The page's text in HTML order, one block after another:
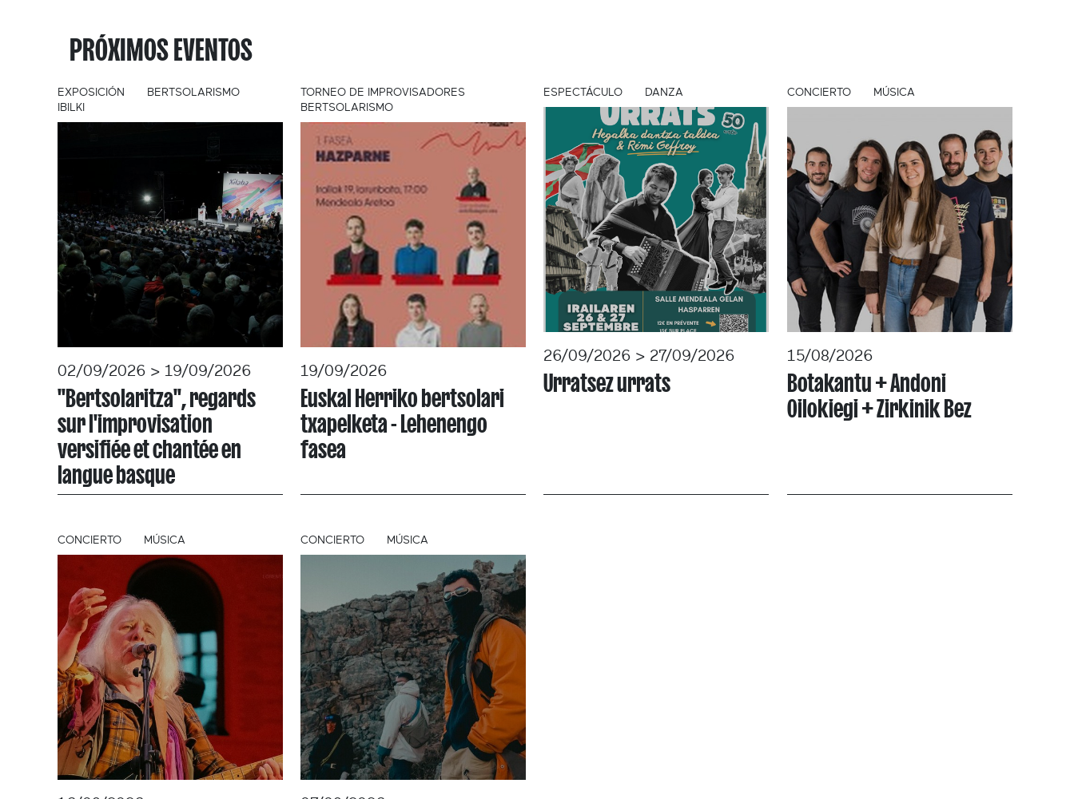
PRÓXIMOS EVENTOS
EXPOSICIÓN
BERTSOLARISMO
IBILKI
02/09/2026 > 19/09/2026
"Bertsolaritza", regards
sur l'improvisation
versifiée et chantée en
langue basque
TORNEO DE IMPROVISADORES
BERTSOLARISMO
19/09/2026
Euskal Herriko bertsolari
txapelketa - Lehenengo
fasea
ESPECTÁCULO DANZA
26/09/2026 > 27/09/2026
Urratsez urrats
CONCIERTO MÚSICA
15/08/2026
Botakantu + Andoni
Oilokiegi + Zirkinik Bez
CONCIERTO MÚSICA CONCIERTO MÚSICA